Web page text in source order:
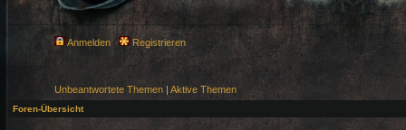
Anmelden Registrieren
Unbeantwortete Themen | Aktive Themen
Foren-Übersicht